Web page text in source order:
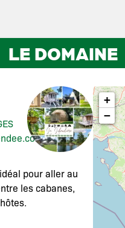
LE DOMAINE
pour aller au
les cabanes,
+
−